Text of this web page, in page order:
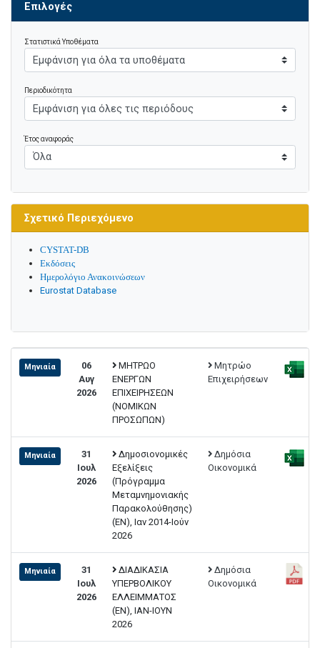
Επιλογές
Στατιστικά Υποθέματα
Περιοδικότητα
Έτος αναφοράς
Σχετικό Περιεχόμενο
CYSTAT-DB
Εκδόσεις
Ημερολόγιο Ανακοινώσεων
Eurostat Database
Μηνιαία
06
Αυγ
2026
ΜΗΤΡΩΟ
ΕΝΕΡΓΩΝ
ΕΠΙΧΕΙΡΗΣΕΩΝ
(ΝΟΜΙΚΩΝ
ΠΡΟΣΩΠΩΝ)
Μητρώο
Επιχειρήσεων
Μηνιαία
31
Ιουλ
2026
Δημοσιονομικές
Εξελίξεις
(Πρόγραμμα
Μεταμνημονιακής
Παρακολούθησης)
(EN), Ιαν 2014-Ιούν
2026
Δημόσια
Οικονομικά
Μηνιαία
31
Ιουλ
2026
ΔΙΑΔΙΚΑΣΙΑ
ΥΠΕΡΒΟΛΙΚΟΥ
ΕΛΛΕΙΜΜΑΤΟΣ
(EN), ΙΑΝ-ΙΟΥΝ
2026
Δημόσια
Οικονομικά